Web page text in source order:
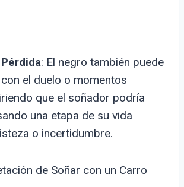
: El negro también puede
el duelo o momentos
que el soñador podría
una etapa de su vida
o incertidumbre.
de Soñar con un Carro